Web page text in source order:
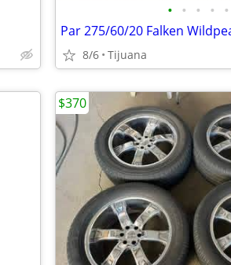
• • • • •
8/6 Tijuana
$370